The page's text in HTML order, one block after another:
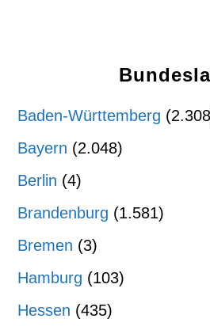
Baden-Württemberg
Bayern (2.048)
Berlin (4)
Brandenburg (1.581)
Bremen (3)
Hamburg (103)
Hessen (435)